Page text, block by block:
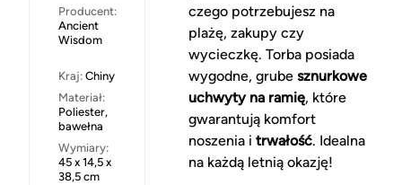
Producent:
Ancient
Wisdom
Kraj: Chiny
Materiał:
Poliester,
bawełna
Wymiary:
45 x 14,5 x
38,5 cm
czego potrzebujesz na
plażę, zakupy czy
wycieczkę. Torba posiada
wygodne, grube sznurkowe
uchwyty na ramię, które
gwarantują komfort
noszenia i trwałość. Idealna
na każdą letnią okazję!